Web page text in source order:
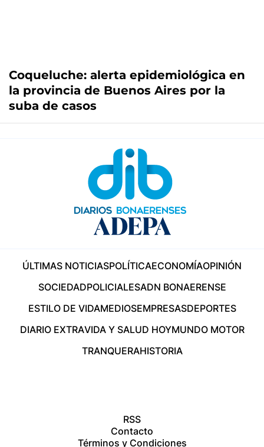
Coqueluche: alerta epidemiológica en
la provincia de Buenos Aires por la
suba de casos
ÚLTIMAS NOTICIASPOLÍTICAECONOMÍAOPINIÓN
SOCIEDADPOLICIALESADN BONAERENSE
ESTILO DE VIDAMEDIOSEMPRESASDEPORTES
DIARIO EXTRAVIDA Y SALUD HOYMUNDO MOTOR
TRANQUERAHISTORIA
RSS
Contacto
Términos y Condiciones